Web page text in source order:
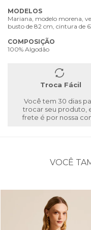
MODELOS
Mariana, modelo morena,
busto de 82 cm, cintura de
COMPOSIÇÃO
100% Algodão
Troca Fácil
Você tem 30 dias
trocar seu produto,
frete é por nossa
VOCÊ